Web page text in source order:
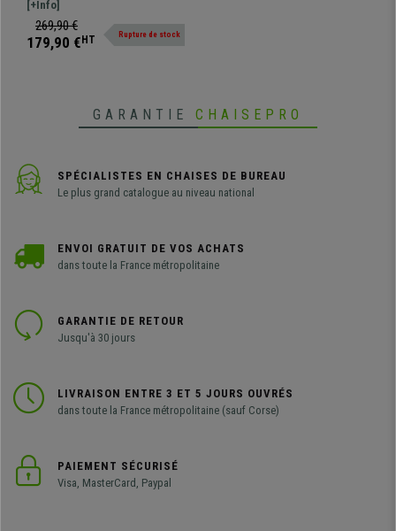
Bois
moderne et original. Il apportera
une touche contemporaine à votre
intérieur.
[+Info]
269,90 €
179,90 € HT Rupture de stock
GARANTIE CHAISEPRO
SPÉCIALISTES EN CHAISES DE BUREAU
Le plus grand catalogue au niveau national
ENVOI GRATUIT DE VOS ACHATS
dans toute la France métropolitaine
GARANTIE DE RETOUR
Jusqu'à 30 jours
LIVRAISON ENTRE 3 ET 5 JOURS OUVRÉS
dans toute la France métropolitaine (sauf Corse)
PAIEMENT SÉCURISÉ
Visa, MasterCard, Paypal